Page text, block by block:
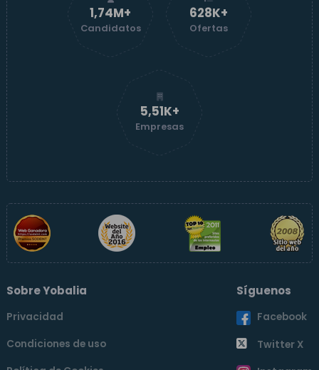
1,74M+
Candidatos
629K+
Ofertas
5,51K+
Empresas
Sobre Yobalia
Privacidad
Condiciones de uso
Síguenos
Facebook
Twitter X